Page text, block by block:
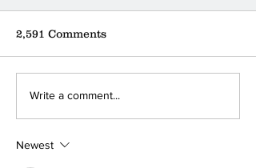
Where can you find the
2,591 Comments
Write a comment...
Newest